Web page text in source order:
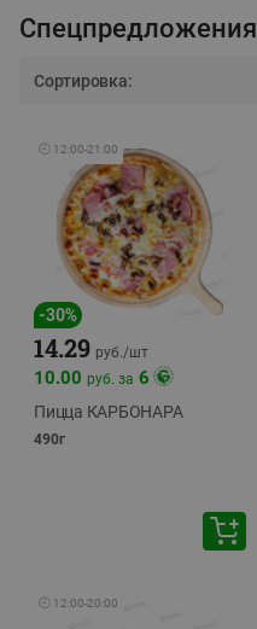
Спецпредложения
Сортировка:
🕘 12:00-21:00
-30%
14.29 руб./шт
10.00 руб. за 6
Пицца КАРБОНАРА
490г
🕘 12:00-20:00